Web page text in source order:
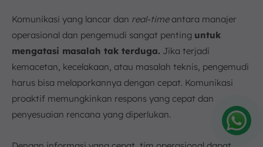
Komunikasi yang lancar dan real-timeantara manajer
operasional dan pengemudi sangat penting untuk
mengatasi masalah tak terduga. Jika terjadi
kemacetan, kecelakaan, atau masalah teknis, pengemudi
harus bisa melaporkannya dengan cepat. Komunikasi
proaktif memungkinkan respons yang cepat dan
penyesuaian rencana yang diperlukan.
Amelia